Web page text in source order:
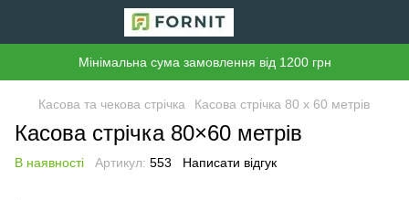
Мінімальна сума замовлення від 1200 грн
Касова та чекова стрічка Касова стрічка 80 х 60 метрів
Касова стрічка 80×60 метрів
В наявності Артикул: 553 Написати відгук